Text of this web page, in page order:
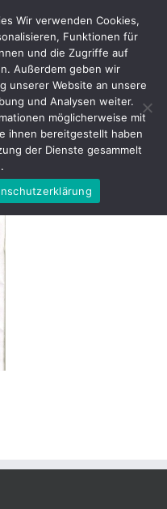
Merzig –
Altmaier
Wir verwenden Cookies,
Funktionen für
und die Zugriffe auf
Außerdem geben wir
unserer Website an unsere
und Analysen weiter.
möglicherweise mit
ihnen bereitgestellt haben
der Dienste gesammelt